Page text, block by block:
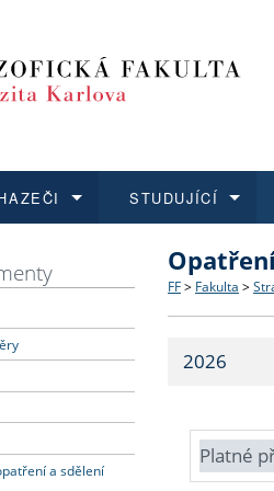
Struktura
Strategie
Fakultní
Co
Učitelské
STUDUJÍCÍ
O vědě a
Aktuální
a sdělení
FF > Fakulta >
2026
Platné